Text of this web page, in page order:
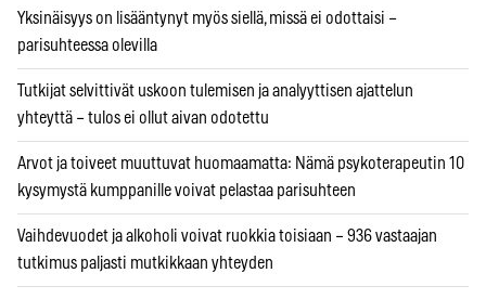
Yksinäisyys on lisääntynyt myös siellä, missä ei odottaisi –
parisuhteessa olevilla
Tutkijat selvittivät uskoon tulemisen ja analyyttisen ajattelun
yhteyttä – tulos ei ollut aivan odotettu
Arvot ja toiveet muuttuvat huomaamatta: Nämä psykoterapeutin 10
kysymystä kumppanille voivat pelastaa parisuhteen
Vaihdevuodet ja alkoholi voivat ruokkia toisiaan – 936 vastaajan
tutkimus paljasti mutkikkaan yhteyden